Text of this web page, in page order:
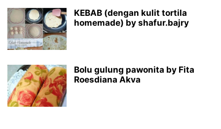
KEBAB (dengan kulit tortila
homemade) by shafur.bajry
Bolu gulung pawonita by Fita
Roesdiana Akva